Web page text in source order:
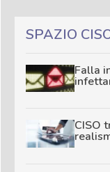
SPAZIO
Falla
CISO